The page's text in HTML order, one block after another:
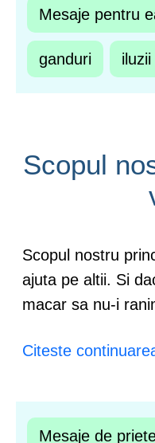
Mesaje pentru
ganduri iluzii
Scopul
Scopul nostru
ajuta pe altii. Si
macar sa nu-i
Citeste
Mesaje de